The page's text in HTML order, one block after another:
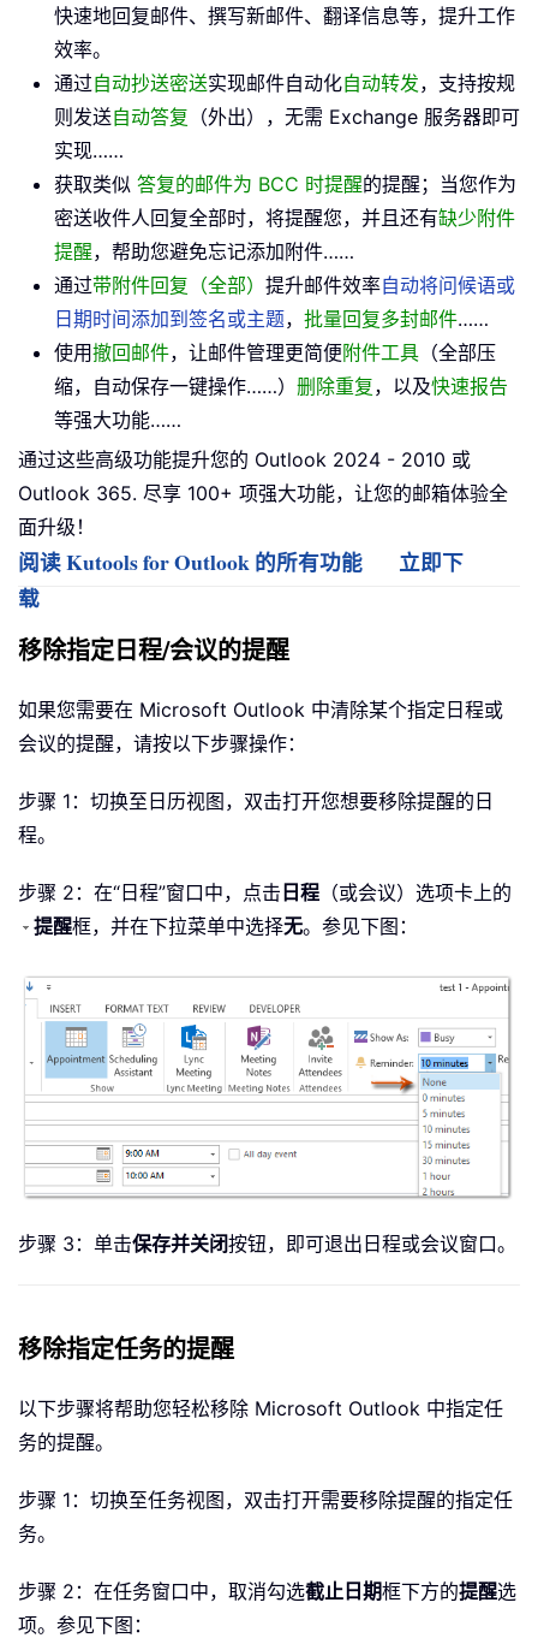
快速地回复邮件、撰写新邮件、翻译信息等，提升工作
效率。
通过自动抄送密送实现邮件自动化自动转发，支持按规
则发送自动答复 （外出），无需 Exchange 服务器即可
实现……
获取类似 答复的邮件为 BCC 时提醒的提醒；当您作为
密送收件人回复全部时，将提醒您，并且还有缺少附件
提醒，帮助您避免忘记添加附件……
通过带附件回复（全部） 提升邮件效率自动将问候语或
日期时间添加到签名或主题， 批量回复多封邮件……
使用撤回邮件，让邮件管理更简便附件工具 （全部压
缩，自动保存一键操作……） 删除重复，以及快速报告
等强大功能……
通过这些高级功能提升您的 Outlook 2024 - 2010 或
Outlook 365. 尽享 100+ 项强大功能，让您的邮箱体验全
面升级！
阅读 Kutools for Outlook 的所有功能
立即下
载
移除指定日程/会议的提醒
如果您需要在 Microsoft Outlook 中清除某个指定日程或
会议的提醒，请按以下步骤操作：
步骤 1：切换至日历视图，双击打开您想要移除提醒的日
程。
步骤 2：在“日程”窗口中，点击 日程 （或会议）选项卡上的
提醒框，并在下拉菜单中选择无。参见下图：
步骤 3：单击保存并关闭按钮，即可退出日程或会议窗口。
移除指定任务的提醒
以下步骤将帮助您轻松移除 Microsoft Outlook 中指定任
务的提醒。
步骤 1：切换至任务视图，双击打开需要移除提醒的指定任
务。
步骤 2：在任务窗口中，取消勾选截止日期框下方的提醒选
项。参见下图：